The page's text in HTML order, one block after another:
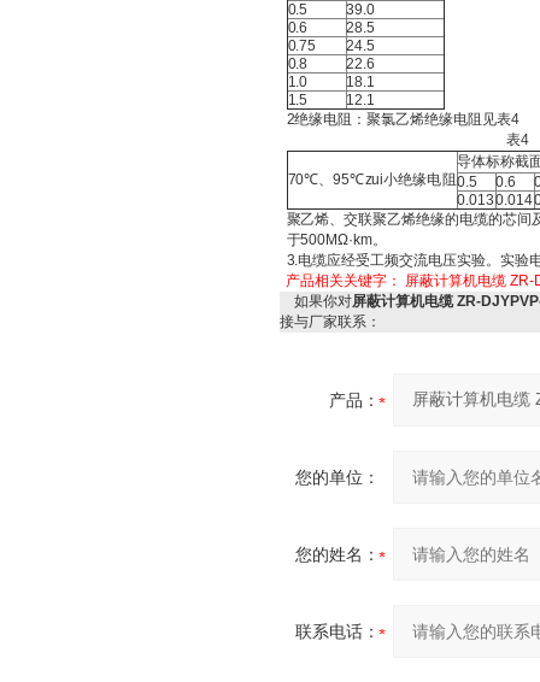
0.5
39.0
0.6
28.5
0.75
24.5
0.8
22.6
1.0
18.1
1.5
12.1
2绝缘电阻：聚氯乙烯绝缘电阻见表4
表4
70℃、95℃zui小绝缘电阻
导体标称截
0.5
0.6
0.0130.014
聚乙烯、交联聚乙烯绝缘的电缆的芯
于500MΩ·km。
3.电缆应经受工频交流电压实验。实验
产品相关关键字： 屏蔽计算机电缆 ZR-
如果你对屏蔽计算机电缆 ZR-
接与厂家联系：
产品：
您的单位：
您的姓名：
联系电话：